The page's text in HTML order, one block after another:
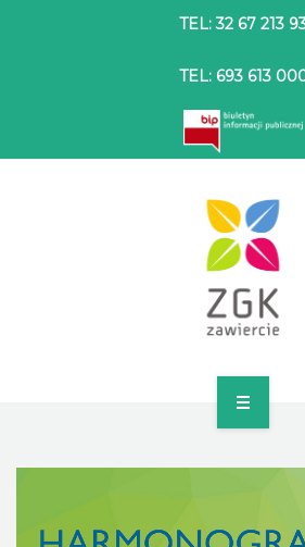
TEL: 32 67 213
TEL: 693 613
DLA MIESZKAŃCÓW